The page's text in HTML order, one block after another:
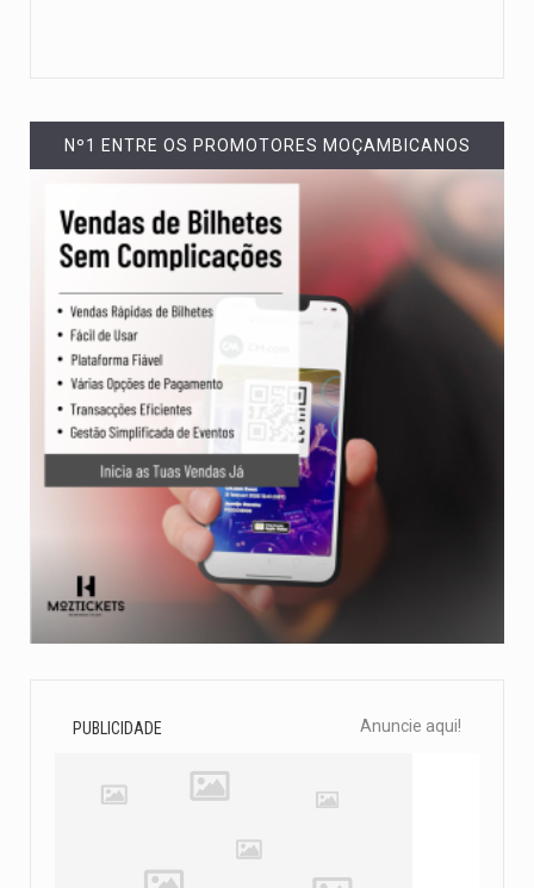
Nº1 ENTRE OS PROMOTORES MOÇAMBICANOS
PUBLICIDADE Anuncie aqui!